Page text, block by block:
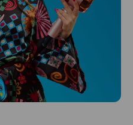
a ještě k